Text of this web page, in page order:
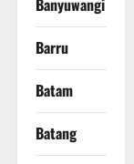
Banyuwangi
Barru
Batam
Batang